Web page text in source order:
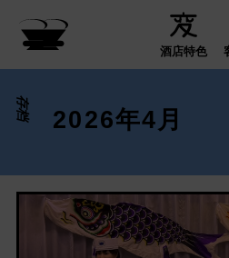
酒店特色
存档 2026年4月